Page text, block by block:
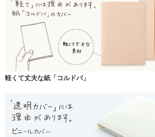
軽くて丈夫な紙「コルドバ」